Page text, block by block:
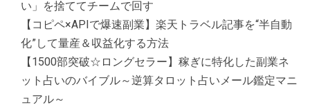
い」を捨ててチームで回す
【コピペ×APIで爆速副業】楽天トラベル記事を“半自動
化”して量産＆収益化する方法
【1500部突破☆ロングセラー】稼ぎに特化した副業ネ
ット占いのバイブル～逆算タロット占いメール鑑定マニ
ュアル～